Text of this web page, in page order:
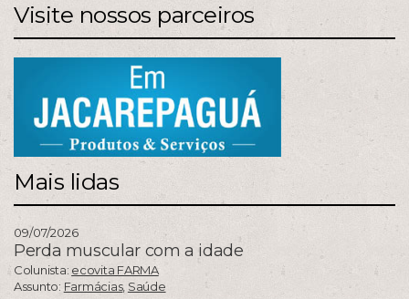
Visite nossos parceiros
Mais lidas
09/07/2026
Perda muscular com a idade
Colunista: ecovita FARMA
Assunto: Farmácias, Saúde